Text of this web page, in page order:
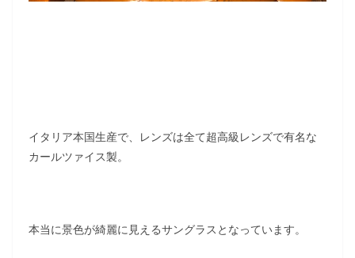
イタリア本国生産で、レンズは全て超高級レンズで有名な
カールツァイス製。
本当に景色が綺麗に見えるサングラスとなっています。